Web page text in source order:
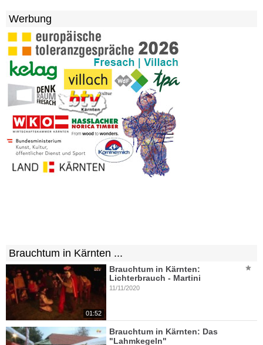
Werbung
Brauchtum in Kärnten ...
01:52
Brauchtum in Kärnten:
Lichterbrauch - Martini
11/11/2020
Brauchtum in Kärnten: Das
"Lahmkegeln"